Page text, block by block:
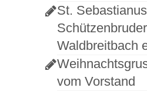
St. Sebastianus
Waldbreitbach
vom Vorstand